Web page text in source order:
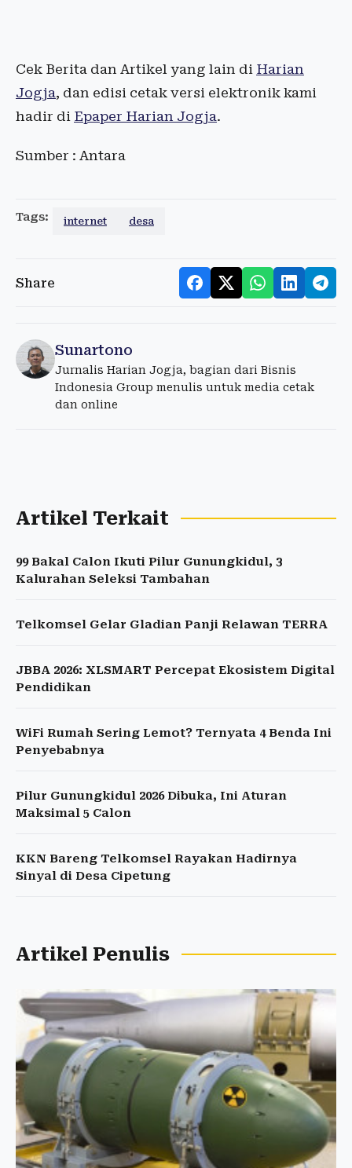
Cek Berita dan Artikel yang lain di Harian
Jogja, dan edisi cetak versi elektronik kami
hadir di Epaper Harian Jogja.
Sumber : Antara
Tags: internet desa
Share
Sunartono
Jurnalis Harian Jogja, bagian dari Bisnis
Indonesia Group menulis untuk media cetak
dan online
Artikel Terkait
99 Bakal Calon Ikuti Pilur Gunungkidul, 3
Kalurahan Seleksi Tambahan
Telkomsel Gelar Gladian Panji Relawan TERRA
JBBA 2026: XLSMART Percepat Ekosistem Digital
Pendidikan
WiFi Rumah Sering Lemot? Ternyata 4 Benda Ini
Penyebabnya
Pilur Gunungkidul 2026 Dibuka, Ini Aturan
Maksimal 5 Calon
KKN Bareng Telkomsel Rayakan Hadirnya
Sinyal di Desa Cipetung
Artikel Penulis